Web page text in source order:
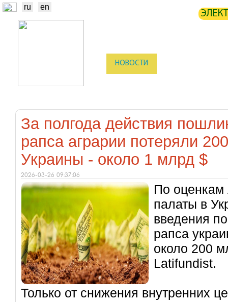
ru en
НОВОСТИ
За полгода действия
рапса аграрии потеряли
Украины - около 1 млрд $
2026-03-26 09:37:06
По оценкам
палаты в
введения
рапса
около 200
Latifundist.
Только от снижения внутренних